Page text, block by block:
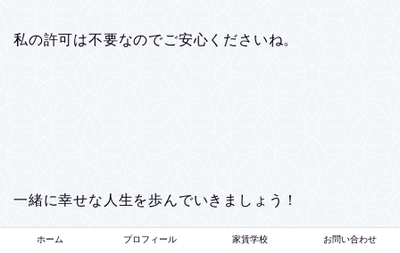
私の許可は不要なのでご安心くださいね。
一緒に幸せな人生を歩んでいきましょう！
ホーム プロフィール 家賃学校 お問い合わせ